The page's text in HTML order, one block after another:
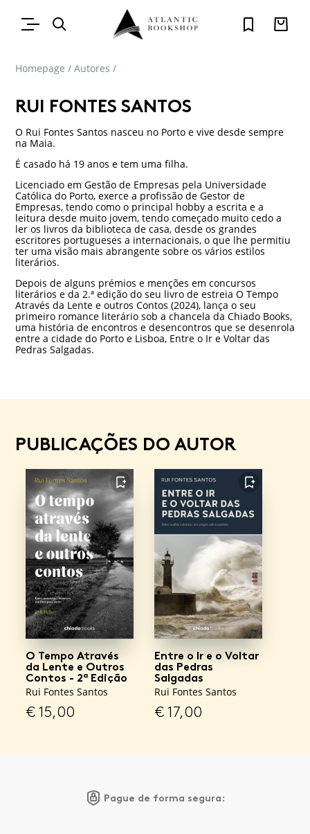
Homepage / Autores /
RUI FONTES SANTOS
O Rui Fontes Santos nasceu no Porto e vive desde sempre
na Maia.
É casado há 19 anos e tem uma filha.
Licenciado em Gestão de Empresas pela Universidade
Católica do Porto, exerce a profissão de Gestor de
Empresas, tendo como o principal hobby a escrita e a
leitura desde muito jovem, tendo começado muito cedo a
ler os livros da biblioteca de casa, desde os grandes
escritores portugueses a internacionais, o que lhe permitiu
ter uma visão mais abrangente sobre os vários estilos
literários.
Depois de alguns prémios e menções em concursos
literários e da 2.ª edição do seu livro de estreia O Tempo
Através da Lente e outros Contos (2024), lança o seu
primeiro romance literário sob a chancela da Chiado Books,
uma história de encontros e desencontros que se desenrola
entre a cidade do Porto e Lisboa, Entre o Ir e Voltar das
Pedras Salgadas.
PUBLICAÇÕES DO AUTOR
FAVORITO
O Tempo Através
da Lente e Outros
Contos - 2ª Edição
Rui Fontes Santos
€15,00
FAVORITO
Entre o Ir e o Voltar
das Pedras
Salgadas
Rui Fontes Santos
€17,00
Pague de forma segura: